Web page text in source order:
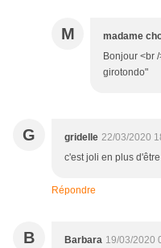
M madame
Bonjour <br
girotondo"
G gridelle 22/03/2020
c'est joli en plus
Répondre
B Barbara 19/03/2020